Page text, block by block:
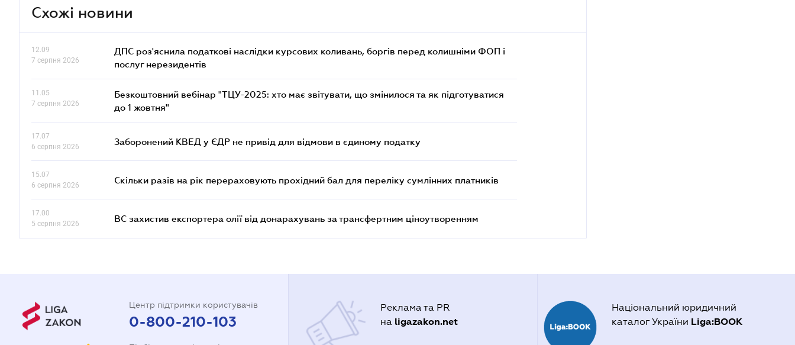
Схожі новини
12.09
7 серпня 2026
ДПС роз'яснила податкові наслідки курсових коливань, боргів перед колишніми ФОП і
послуг нерезидентів
11.05
7 серпня 2026
Безкоштовний вебінар "ТЦУ-2025: хто має звітувати, що змінилося та як підготуватися
до 1 жовтня"
17.07
6 серпня 2026
Заборонений КВЕД у ЄДР не привід для відмови в єдиному податку
15.07
6 серпня 2026
Скільки разів на рік перераховують прохідний бал для переліку сумлінних платників
17.00
5 серпня 2026
ВС захистив експортера олії від донарахувань за трансфертним ціноутворенням
Центр підтримки користувачів
0-800-210-103
Реклама та PR
на ligazakon.net
Національний юридичний
каталог України Liga:BOOK